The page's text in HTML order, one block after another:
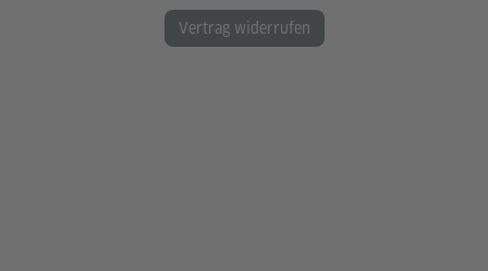
Vertrag widerrufen